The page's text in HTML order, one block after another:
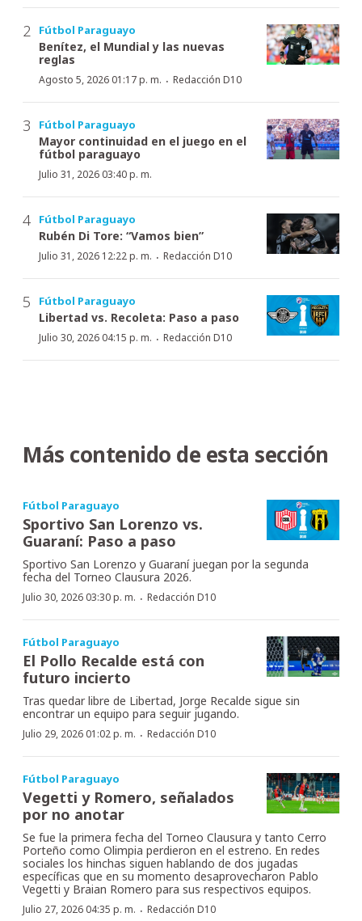
Fútbol Paraguayo
Benítez, el Mundial y las nuevas
reglas
Agosto 5, 2026 01:17 p. m. · Redacción D10
Fútbol Paraguayo
Mayor continuidad en el juego en el
fútbol paraguayo
Julio 31, 2026 03:40 p. m.
Fútbol Paraguayo
Rubén Di Tore: “Vamos bien”
Julio 31, 2026 12:22 p. m. · Redacción D10
Fútbol Paraguayo
Libertad vs. Recoleta: Paso a paso
Julio 30, 2026 04:15 p. m. · Redacción D10
Más contenido de esta sección
Fútbol Paraguayo
Sportivo San Lorenzo vs.
Guaraní: Paso a paso
Sportivo San Lorenzo y Guaraní juegan por la segunda
fecha del Torneo Clausura 2026.
Julio 30, 2026 03:30 p. m. · Redacción D10
Fútbol Paraguayo
El Pollo Recalde está con
futuro incierto
Tras quedar libre de Libertad, Jorge Recalde sigue sin
encontrar un equipo para seguir jugando.
Julio 29, 2026 01:02 p. m. · Redacción D10
Fútbol Paraguayo
Vegetti y Romero, señalados
por no anotar
Se fue la primera fecha del Torneo Clausura y tanto Cerro
Porteño como Olimpia perdieron en el estreno. En redes
sociales los hinchas siguen hablando de dos jugadas
específicas que en su momento desaprovecharon Pablo
Vegetti y Braian Romero para sus respectivos equipos.
Julio 27, 2026 04:35 p. m. · Redacción D10